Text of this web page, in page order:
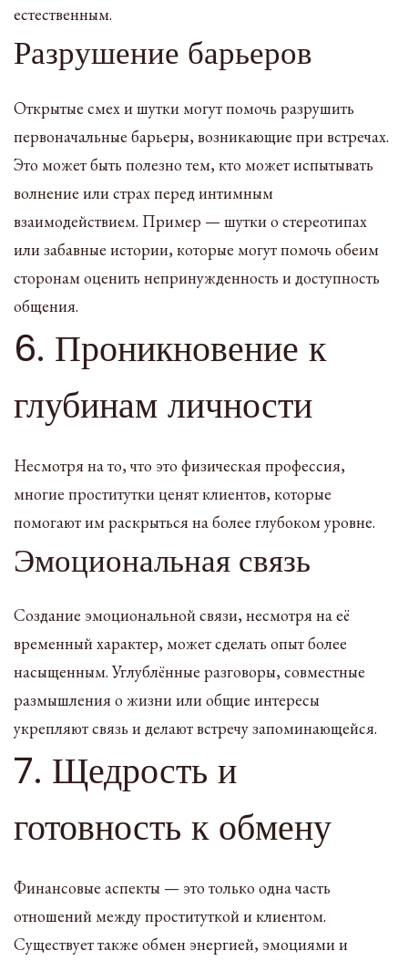
естественным.
Разрушение барьеров
Открытые смех и шутки могут помочь разрушить
первоначальные барьеры, возникающие при встречах.
Это может быть полезно тем, кто может испытывать
волнение или страх перед интимным
взаимодействием. Пример — шутки о стереотипах
или забавные истории, которые могут помочь обеим
сторонам оценить непринужденность и доступность
общения.
6. Проникновение к
глубинам личности
Несмотря на то, что это физическая профессия,
многие проститутки ценят клиентов, которые
помогают им раскрыться на более глубоком уровне.
Эмоциональная связь
Создание эмоциональной связи, несмотря на её
временный характер, может сделать опыт более
насыщенным. Углублённые разговоры, совместные
размышления о жизни или общие интересы
укрепляют связь и делают встречу запоминающейся.
7. Щедрость и
готовность к обмену
Финансовые аспекты — это только одна часть
отношений между проституткой и клиентом.
Существует также обмен энергией, эмоциями и